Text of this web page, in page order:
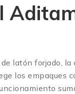
latón forjado,
los